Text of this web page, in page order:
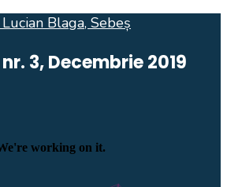
3, Decembrie 2019